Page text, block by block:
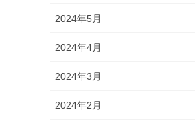
2024年5月
2024年4月
2024年3月
2024年2月